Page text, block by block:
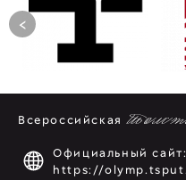
<
Всероссийская
Официальный сайт:
https://